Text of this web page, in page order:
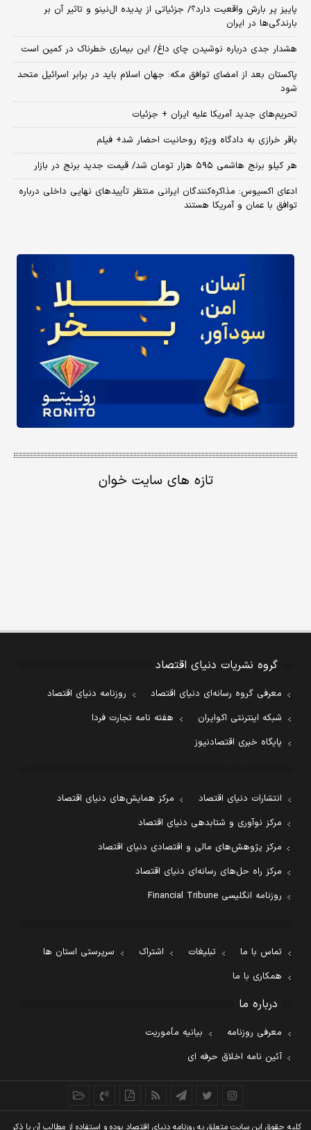
پاییز پر بارش واقعیت دارد؟/ جزئیاتی از پدیده ال‌نینو و تاثیر آن بر
بارندگی‌ها در ایران
هشدار جدی درباره نوشیدن چای داغ/ این بیماری خطرناک در کمین است
پاکستان بعد از امضای توافق مکه: جهان اسلام باید در برابر اسرائیل متحد
شود
تحریم‌های جدید آمریکا علیه ایران + جزئیات
باقر خرازی به دادگاه ویژه روحانیت احضار شد+ فیلم
هر کیلو برنج هاشمی ۵۹۵ هزار تومان شد/ قیمت جدید برنج در بازار
ادعای اکسیوس: مذاکره‌کنندگان ایرانی منتظر تأییدهای نهایی داخلی درباره
توافق با عمان و آمریکا هستند
تازه های سایت خوان
گروه نشریات دنیای اقتصاد
معرفی گروه رسانه‌ای دنیای اقتصاد
روزنامه دنیای اقتصاد
شبکه اینترنتی اکوایران
هفته نامه تجارت فردا
پایگاه خبری اقتصادنیوز
انتشارات دنیای اقتصاد
مرکز همایش‌های دنیای اقتصاد
مرکز نوآوری و شتابدهی دنیای اقتصاد
مرکز پژوهش‌های مالی و اقتصادی دنیای اقتصاد
مرکز راه حل‌های رسانه‌ای دنیای اقتصاد
روزنامه انگلیسی Financial Tribune
تماس با ما تبلیغات اشتراک
سرپرستی استان ها
همکاری با ما
درباره ما
معرفی روزنامه
بیانیه مأموریت
آئین نامه اخلاق حرفه ای
کليه حقوق اين سايت متعلق به روزنامه دنيای اقتصاد بوده و استفاده از مطالب آن با ذکر